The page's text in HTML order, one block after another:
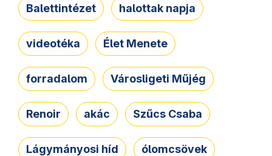
Balettintézet halottak napja
videotéka Élet Menete
forradalom Városligeti Műjég
Renoir akác Szűcs Csaba
Lágymányosi híd ólomcsövek